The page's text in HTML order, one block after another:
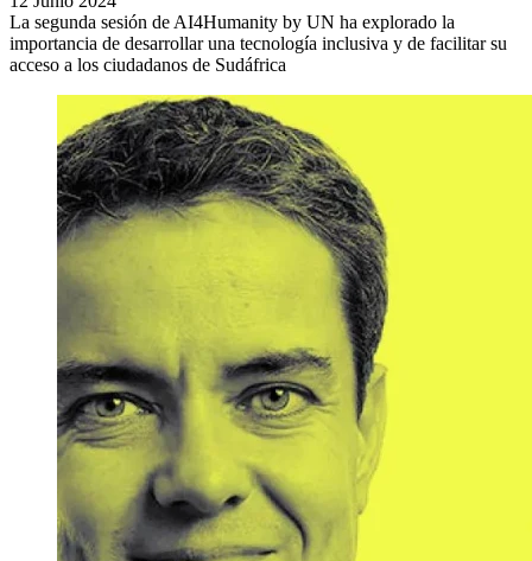
La segunda sesión de AI4Humanity by UN ha explorado la
importancia de desarrollar una tecnología inclusiva y de facilitar su
acceso a los ciudadanos de Sudáfrica